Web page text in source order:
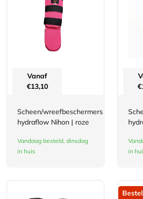
Vanaf
€13,10
Scheen/wreefbeschermers
hydraflow Nihon | roze
Vandaag besteld, dinsdag
in huis
€
in